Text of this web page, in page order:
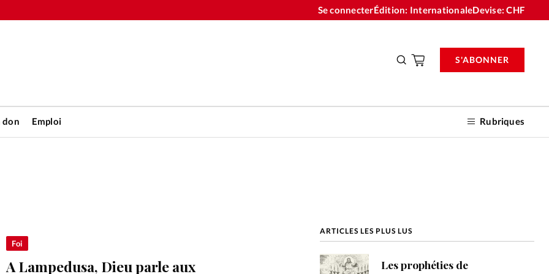
Se connecterÉdition: InternationaleDevise:CHF
don Emploi Rubriques
S'ABONNER
Foi
A Lampedusa, Dieu parle aux
ARTICLES LES PLUS LUS
Les prophéties de